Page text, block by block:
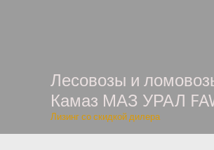
Лесовозы и
Камаз МАЗ УРАЛ
Лизинг со скидкой дилера